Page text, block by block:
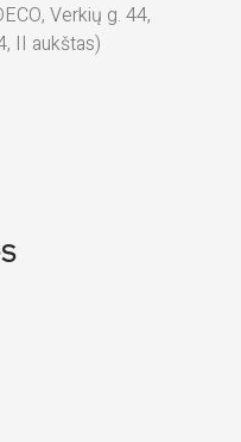
Verkių g. 44,
II aukštas)